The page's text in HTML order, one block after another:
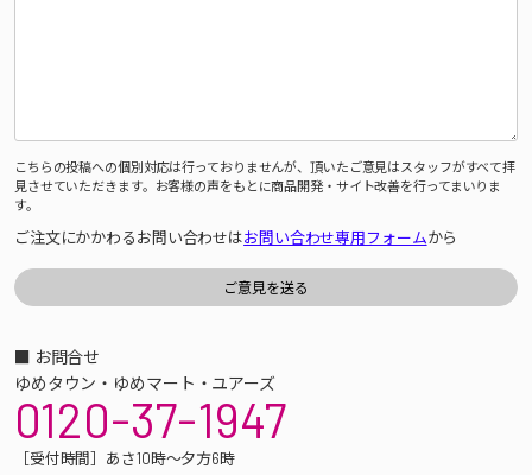
こちらの投稿への個別対応は行っておりませんが、頂いたご意見はスタッフがすべて拝
見させていただきます。お客様の声をもとに商品開発・サイト改善を行ってまいりま
す。
ご注文にかかわるお問い合わせはお問い合わせ専用フォームから
■ お問合せ
ゆめタウン・ゆめマート・ユアーズ
0120-37-1947
［受付時間］あさ10時～夕方6時